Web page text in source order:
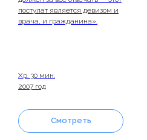
постулат является девизом и
врача, и гражданина».
Хр. 30 мин.
2007 год
Смотреть